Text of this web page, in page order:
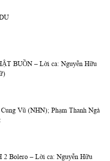
BUỒN – Lời ca: Nguyễn Hữu
Vũ (NHN); Phạm Thanh Ngà
2 Bolero – Lời ca: Nguyễn Hữu